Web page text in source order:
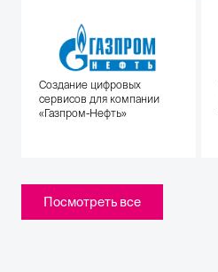
Создание цифровых
сервисов для компании
«Газпром-Нефть»
Посмотреть все